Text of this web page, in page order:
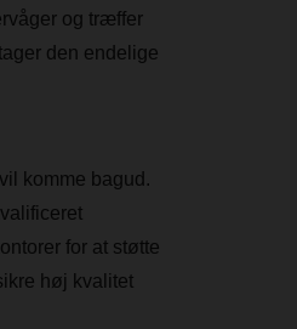
og træffer
den endelige
komme bagud.
for at støtte
høj kvalitet